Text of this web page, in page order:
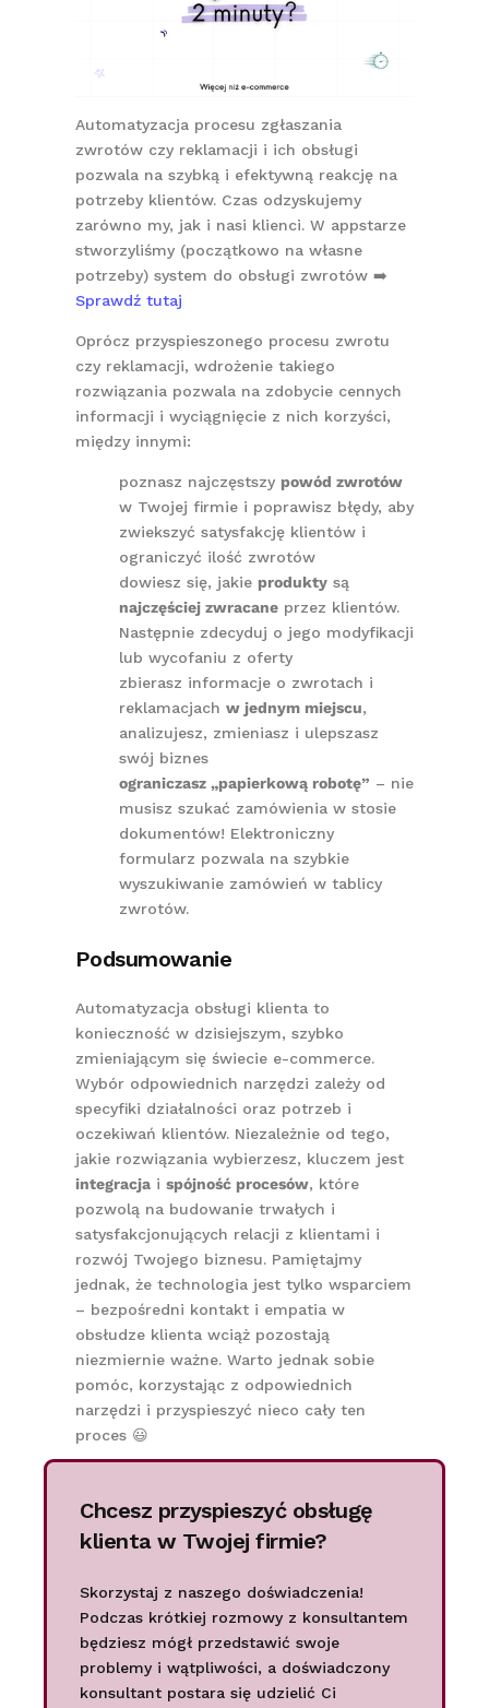
Automatyzacja procesu zgłaszania
zwrotów czy reklamacji i ich obsługi
pozwala na szybką i efektywną reakcję na
potrzeby klientów. Czas odzyskujemy
zarówno my, jak i nasi klienci. W appstarze
stworzyliśmy (początkowo na własne
potrzeby) system do obsługi zwrotów ➡️
Sprawdź tutaj
Oprócz przyspieszonego procesu zwrotu
czy reklamacji, wdrożenie takiego
rozwiązania pozwala na zdobycie cennych
informacji i wyciągnięcie z nich korzyści,
między innymi:
poznasz najczęstszy powód zwrotów
w Twojej firmie i poprawisz błędy, aby
zwiekszyć satysfakcję klientów i
ograniczyć ilość zwrotów
dowiesz się, jakie produktysą
najczęściej zwracaneprzez klientów.
Następnie zdecyduj o jego modyfikacji
lub wycofaniu z oferty
zbierasz informacje o zwrotach i
reklamacjach w jednym miejscu,
analizujesz, zmieniasz i ulepszasz
swój biznes
ograniczasz „papierkową robotę” – nie
musisz szukać zamówienia w stosie
dokumentów! Elektroniczny
formularz pozwala na szybkie
wyszukiwanie zamówień w tablicy
zwrotów.
Podsumowanie
Automatyzacja obsługi klienta to
konieczność w dzisiejszym, szybko
zmieniającym się świecie e-commerce.
Wybór odpowiednich narzędzi zależy od
specyfiki działalności oraz potrzeb i
oczekiwań klientów. Niezależnie od tego,
jakie rozwiązania wybierzesz, kluczem jest
integracjai spójność procesów, które
pozwolą na budowanie trwałych i
satysfakcjonujących relacji z klientami i
rozwój Twojego biznesu. Pamiętajmy
jednak, że technologia jest tylko wsparciem
– bezpośredni kontakt i empatia w
obsłudze klienta wciąż pozostają
niezmiernie ważne. Warto jednak sobie
pomóc, korzystając z odpowiednich
narzędzi i przyspieszyć nieco cały ten
proces 😃
Chcesz przyspieszyć obsługę
klienta w Twojej firmie?
Skorzystaj z naszego doświadczenia!
Podczas krótkiej rozmowy z konsultantem
będziesz mógł przedstawić swoje
problemy i wątpliwości, a doświadczony
konsultant postara się udzielić Ci